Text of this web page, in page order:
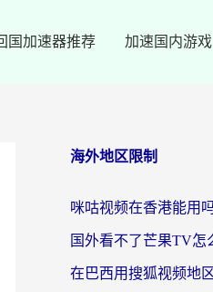
国加速器推荐 加速国内游戏
海外地区限制